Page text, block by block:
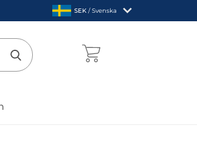
Sverige
,SEK / Svenska
Genomför sökning